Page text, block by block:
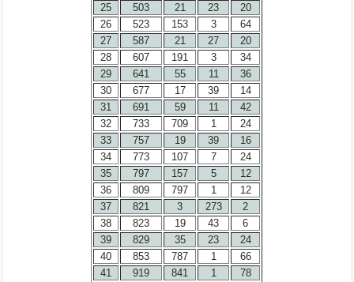
25
503 21 23
20
26
523 153 3
64
27
587 21 27
20
28
607 191 3
34
29
641 55 11
36
30
677 17 39
14
31
691 59 11
42
32
733 709 1
24
33
757 19 39
16
34
773 107 7
24
35
797 157 5
12
36
809 797 1
12
37
821 3 273
2
38
823 19 43
6
39
829 35 23
24
40
853 787 1
66
41
919 841 1
78